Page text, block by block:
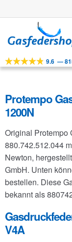
Navigation
springen
Inhalt
springen
Werkzeuge
Anwendungen
FAQ
9.6 —
Protempo
1200N
Original Protempo
880.742.512.044
Newton,
GmbH. Unten
bestellen. Diese
bekannt als
V4A